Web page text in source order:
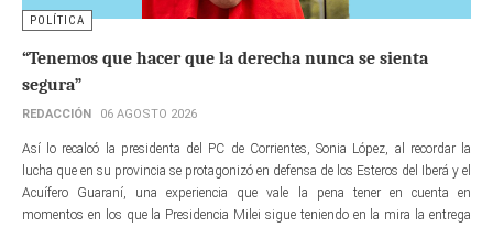
POLÍTICA
“Tenemos que hacer que la derecha nunca se sienta
segura”
REDACCIÓN 06 AGOSTO 2026
Así lo recalcó la presidenta del PC de Corrientes, Sonia López, al recordar la
lucha que en su provincia se protagonizó en defensa de los Esteros del Iberá y el
Acuífero Guaraní, una experiencia que vale la pena tener en cuenta en
momentos en los que la Presidencia Milei sigue teniendo en la mira la entrega